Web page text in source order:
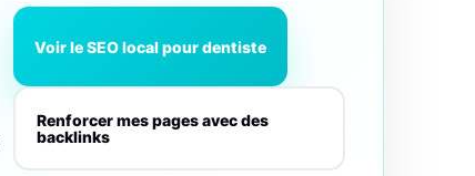
Voir le SEO local pour dentiste
Renforcer mes pages avec des
backlinks